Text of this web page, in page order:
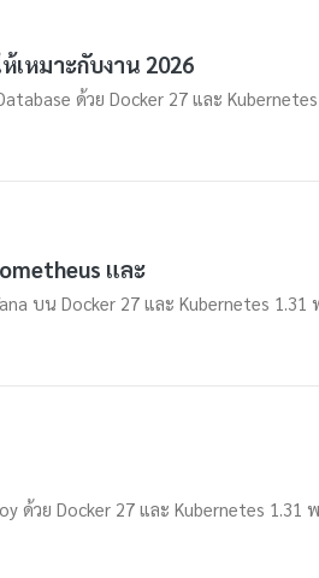
เหมาะกับงาน 2026
ด้วย Docker 27 และ
และ
บน Docker 27 และ Kubernetes 1.31
วย Docker 27 และ Kubernetes 1.31